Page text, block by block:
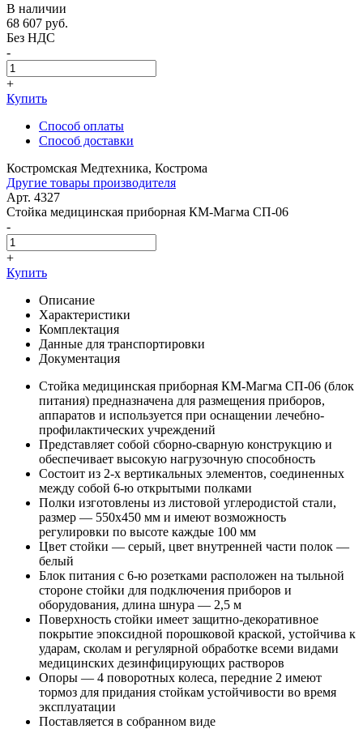
В наличии
68 607 руб.
Без НДС
-
+
Купить
Способ оплаты
Способ доставки
Костромская Медтехника, Кострома
Другие товары производителя
Арт. 4327
Стойка медицинская приборная КМ-Магма СП-06
-
+
Купить
Описание
Характеристики
Комплектация
Данные для транспортировки
Документация
Стойка медицинская приборная КМ-Магма СП-06 (блок
питания) предназначена для размещения приборов,
аппаратов и используется при оснащении лечебно-
профилактических учреждений
Представляет собой сборно-сварную конструкцию и
обеспечивает высокую нагрузочную способность
Состоит из 2-х вертикальных элементов, соединенных
между собой 6-ю открытыми полками
Полки изготовлены из листовой углеродистой стали,
размер — 550x450 мм и имеют возможность
регулировки по высоте каждые 100 мм
Цвет стойки — серый, цвет внутренней части полок —
белый
Блок питания с 6-ю розетками расположен на тыльной
стороне стойки для подключения приборов и
оборудования, длина шнура — 2,5 м
Поверхность стойки имеет защитно-декоративное
покрытие эпоксидной порошковой краской, устойчива к
ударам, сколам и регулярной обработке всеми видами
медицинских дезинфицирующих растворов
Опоры — 4 поворотных колеса, передние 2 имеют
тормоз для придания стойкам устойчивости во время
эксплуатации
Поставляется в собранном виде